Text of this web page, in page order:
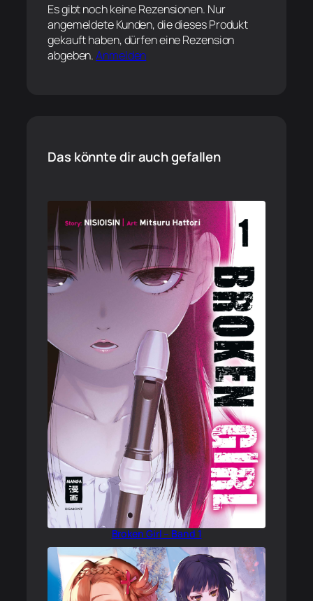
Es gibt noch keine Rezensionen. Nur
angemeldete Kunden, die dieses Produkt
gekauft haben, dürfen eine Rezension
abgeben.Anmelden
Das könnte dir auch gefallen
Broken Girl – Band 1